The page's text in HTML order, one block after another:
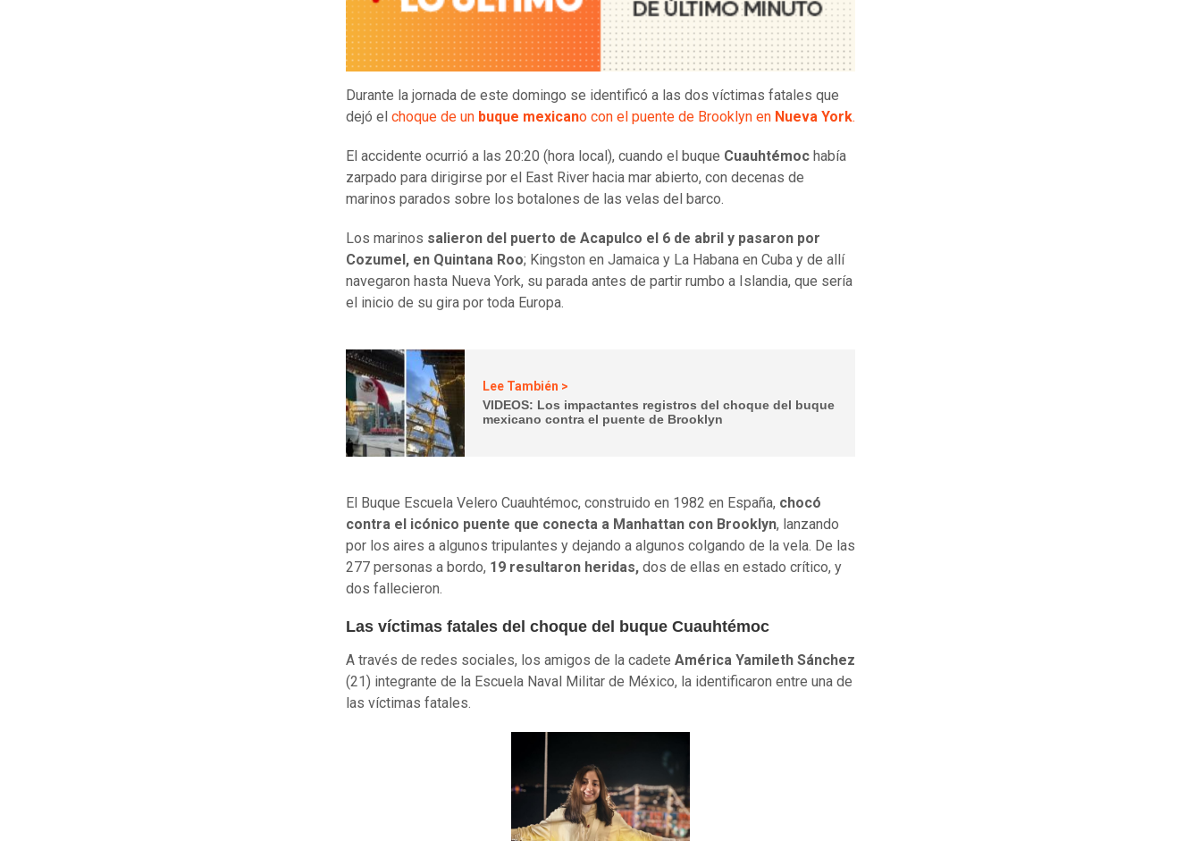
Durante la jornada de este domingo se identificó a las dos víctimas fatales que
dejó el choque de un buque mexicano con el puente de Brooklyn en Nueva York.
El accidente ocurrió a las 20:20 (hora local), cuando el buque Cuauhtémoc había
zarpado para dirigirse por el East River hacia mar abierto, con decenas de
marinos parados sobre los botalones de las velas del barco.
Los marinos salieron del puerto de Acapulco el 6 de abril y pasaron por
Cozumel, en Quintana Roo; Kingston en Jamaica y La Habana en Cuba y de allí
navegaron hasta Nueva York, su parada antes de partir rumbo a Islandia, que sería
el inicio de su gira por toda Europa.
Lee También >
VIDEOS: Los impactantes registros del choque del buque
mexicano contra el puente de Brooklyn
El Buque Escuela Velero Cuauhtémoc, construido en 1982 en España, chocó
contra el icónico puente que conecta a Manhattan con Brooklyn, lanzando
por los aires a algunos tripulantes y dejando a algunos colgando de la vela. De las
277 personas a bordo, 19 resultaron heridas, dos de ellas en estado crítico, y
dos fallecieron.
Las víctimas fatales del choque del buque Cuauhtémoc
A través de redes sociales, los amigos de la cadete América Yamileth Sánchez
(21) integrante de la Escuela Naval Militar de México, la identificaron entre una de
las víctimas fatales.